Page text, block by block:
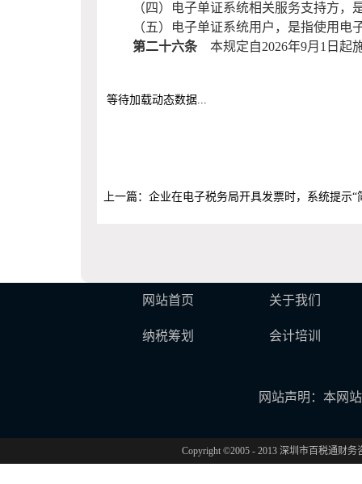
（四）电子单证系统相关服务支持方
（五）电子单证系统用户，是指使用
第二十六条本规定自2026年9月 1 日起
等待加载动态数据...
上一篇： 企业在电子税务局开具发票时，系统提示
网站首页 关于我们
纳税筹划 会计培训
网站声明：本网
Copyright ©2005 - 2013 深圳市百税通财务